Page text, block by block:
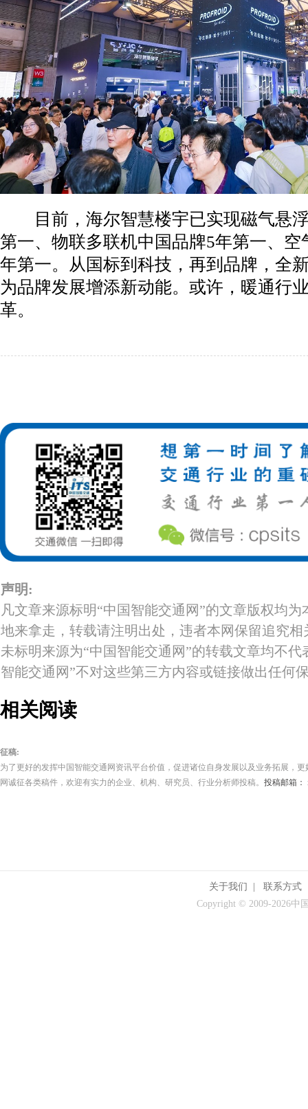
目前，海尔智慧楼宇已实现磁气悬浮
第一、物联多联机中国品牌5年第一、空
年第一。从国标到科技，再到品牌，全
为品牌发展增添新动能。或许，暖通行
革。
声明:
凡文章来源标明“中国智能交通网”的文章版权均
地来拿走，转载请注明出处，违者本网保留追究
未标明来源为“中国智能交通网”的转载文章均不
智能交通网”不对这些第三方内容或链接做出任何
相关阅读
征稿:
为了更好的发挥中国智能交通网资讯平台价值，促进诸位自身发展以及业务拓展，
网诚征各类稿件，欢迎有实力的企业、机构、研究员、行业分析师投稿。 投稿邮箱：
关于我们 |联系方式
Copyright © 2009-2026中